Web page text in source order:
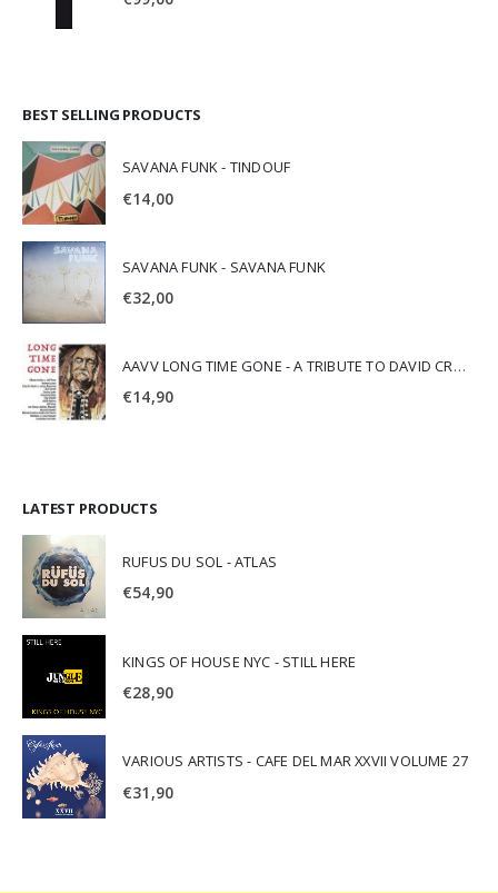
BEST SELLING PRODUCTS
SAVANA FUNK - TINDOUF
€14,00
SAVANA FUNK - SAVANA FUNK
€32,00
AAVV LONG TIME GONE - A TRIBUTE TO DAVID CROSBY
€14,90
LATEST PRODUCTS
RUFUS DU SOL - ATLAS
€54,90
KINGS OF HOUSE NYC - STILL HERE
€28,90
VARIOUS ARTISTS - CAFE DEL MAR XXVII VOLUME 27
€31,90